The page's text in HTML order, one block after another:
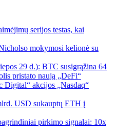
serijos testas, kai
mokymosi kelionė su
29 d.): BTC susigrąžina 64
pristato naują „DeFi“
akcijos „Nasdaq“
USD sukauptų ETH į
pirkimo signalai: 10x